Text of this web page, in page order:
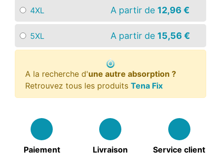
4XL A partir de 12,96 €
5XL A partir de 15,56 €
A la recherche d'une autre absorption ?
Retrouvez tous les produits Tena Fix
Paiement
Livraison
Service client